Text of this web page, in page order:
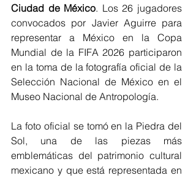
Ciudad de México. Los 26 jugadores
convocados por Javier Aguirre para
representar a México en la Copa
Mundial de la FIFA 2026 participaron
en la toma de la fotografía oficial de la
Selección Nacional de México en el
Museo Nacional de Antropología.
La foto oficial se tomó en la Piedra del
Sol, una de las piezas más
emblemáticas del patrimonio cultural
mexicano y que está representada en